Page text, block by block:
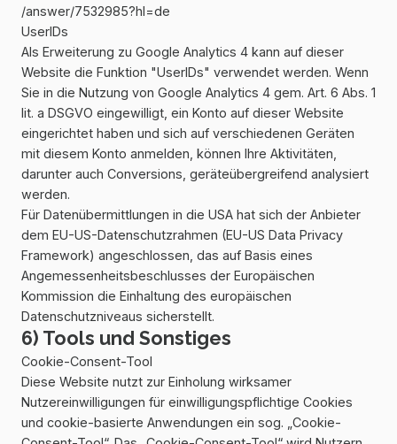
/answer/7532985?hl=de
UserIDs
Als Erweiterung zu Google Analytics 4 kann auf dieser
Website die Funktion "UserIDs" verwendet werden. Wenn
Sie in die Nutzung von Google Analytics 4 gem. Art. 6 Abs. 1
lit. a DSGVO eingewilligt, ein Konto auf dieser Website
eingerichtet haben und sich auf verschiedenen Geräten
mit diesem Konto anmelden, können Ihre Aktivitäten,
darunter auch Conversions, geräteübergreifend analysiert
werden.
Für Datenübermittlungen in die USA hat sich der Anbieter
dem EU-US-Datenschutzrahmen (EU-US Data Privacy
Framework) angeschlossen, das auf Basis eines
Angemessenheitsbeschlusses der Europäischen
Kommission die Einhaltung des europäischen
Datenschutzniveaus sicherstellt.
6) Tools und Sonstiges
Cookie-Consent-Tool
Diese Website nutzt zur Einholung wirksamer
Nutzereinwilligungen für einwilligungspflichtige Cookies
und cookie-basierte Anwendungen ein sog. „Cookie-